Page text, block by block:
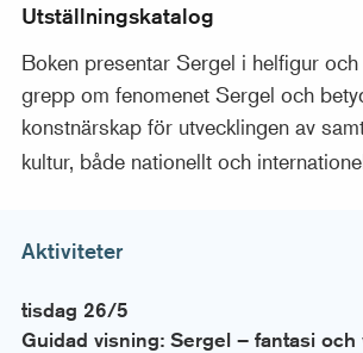
Utställningskatalog
Boken presentar Sergel i helfigur
grepp om fenomenet Sergel och
konstnärskap för utvecklingen av
kultur, både nationellt och
Aktiviteter
tisdag 26/5
Guidad visning: Sergel – fantasi